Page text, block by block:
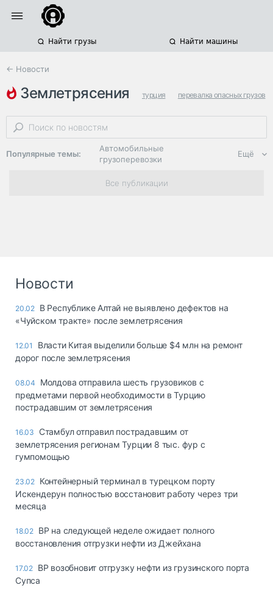
Найти грузы Найти машины
← Новости
землетрясения турция перевалка опасных грузов
морские перевозки опасных грузов
Популярные темы:
Автомобильные
грузоперевозки
Региональная
логистика
опасные грузы
страхование
Склады и
грузовые
терминалы
транспорт
Автосервис,
запчасти, шины
автохимия
Ещё
Все публикации
Новости
20.02 В Республике Алтай не выявлено дефектов на
«Чуйском тракте» после землетрясения
12.01
Власти Китая выделили больше $4 млн на ремонт
дорог после землетрясения
08.04
Молдова отправила шесть грузовиков с
предметами первой необходимости в Турцию
пострадавшим от землетрясения
16.03
Стамбул отправил пострадавшим от
землетрясения регионам Турции 8 тыс. фур с
гумпомощью
23.02 Контейнерный терминал в турецком порту
Искендерун полностью восстановит работу через три
месяца
18.02 BP на следующей неделе ожидает полного
восстановления отгрузки нефти из Джейхана
17.02 BP возобновит отгрузку нефти из грузинского порта
Супса